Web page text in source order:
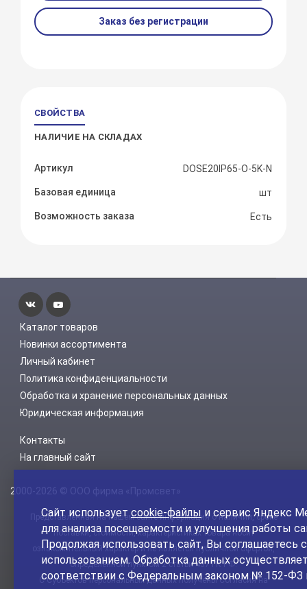
Заказ без регистрации
СВОЙСТВА
НАЛИЧИЕ НА СКЛАДАХ
Артикул DOSE20IP65-O-5K-N
Базовая единица шт
Возможность заказа Есть
Каталог товаров
Новинки ассортимента
Личный кабинет
Политика конфиденциальности
Обработка и хранение персональных данных
Юридическая информация
Контакты
На главный сайт
2000-2026 © ООО фирма «Промсвет»
Представленная на нашем сайте информация о наличии, сроке
поставки, стоимости, характеристиках товара носит
ознакомительный характер и не является публичной офертой,
определенной пунктом 2 статьи 437 ГК РФ.
С Субъектов персональных данных получены Согласия на
Сайт используетcookie-файлы и сервис Яндекс
для анализа посещаемости и улучшения работы
Продолжая использовать сайт, Вы соглашаетесь
использованием. Обработка данных
соответствии с Федеральным законом № 152-ФЗ